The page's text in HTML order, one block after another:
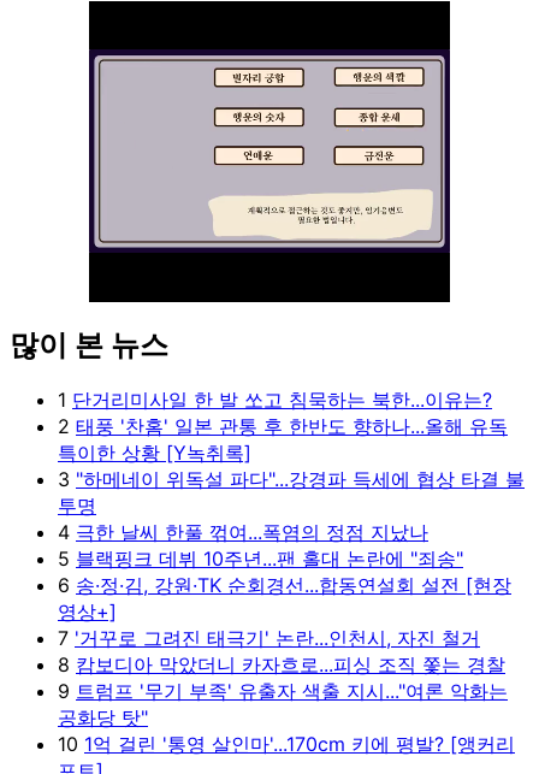
많이 본 뉴스
1 단거리미사일 한 발 쏘고 침묵하는 북한...이유는?
2 태풍 '찬홈' 일본 관통 후 한반도 향하나...올해 유독
특이한 상황 [Y녹취록]
3 "하메네이 위독설 파다"...강경파 득세에 협상 타결 불
투명
4 극한 날씨 한풀 꺾여...폭염의 정점 지났나
5 블랙핑크 데뷔 10주년...팬 홀대 논란에 "죄송"
6 송·정·김, 강원·TK 순회경선...합동연설회 설전 [현장
영상+]
7 '거꾸로 그려진 태극기' 논란...인천시, 자진 철거
8 캄보디아 막았더니 카자흐로...피싱 조직 쫓는 경찰
9 트럼프 '무기 부족' 유출자 색출 지시..."여론 악화는
공화당 탓"
10 1억 걸린 '통영 살인마'...170cm 키에 평발? [앵커리